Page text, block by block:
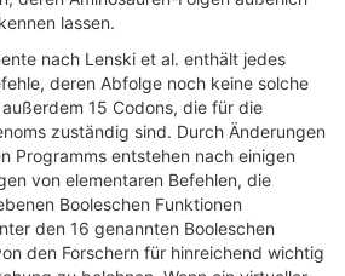
lassen.
nach Lenski et al. enthält jedes
deren Abfolge noch keine solche
15 Codons, die für die
zuständig sind. Durch Änderungen
Programms entstehen nach einigen
von elementaren Befehlen, die
Booleschen Funktionen
den 16 genannten Booleschen
den Forschern für hinreichend wichtig